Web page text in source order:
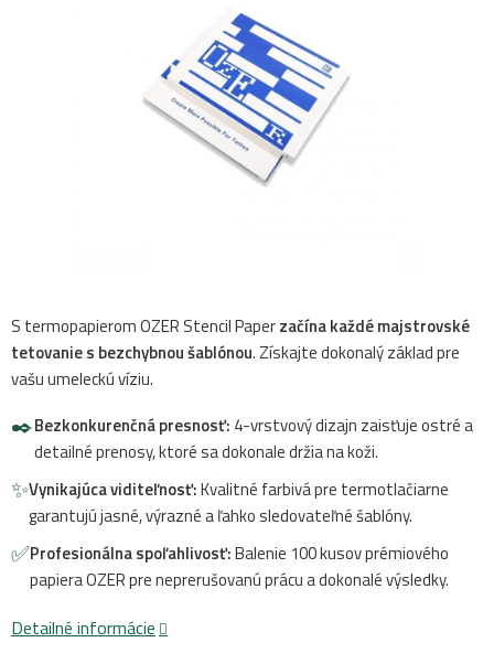
S termopapierom OZER Stencil Paperzačína každé majstrovské
tetovanie s bezchybnou šablónou. Získajte dokonalý základ pre
vašu umeleckú víziu.
✒️Bezkonkurenčná presnosť: 4-vrstvový dizajn zaisťuje ostré a
detailné prenosy, ktoré sa dokonale držia na koži.
✨Vynikajúca viditeľnosť:Kvalitné farbivá pre termotlačiarne
garantujú jasné, výrazné a ľahko sledovateľné šablóny.
✅Profesionálna spoľahlivosť:Balenie 100 kusov prémiového
papiera OZER pre neprerušovanú prácu a dokonalé výsledky.
Detailné informácie